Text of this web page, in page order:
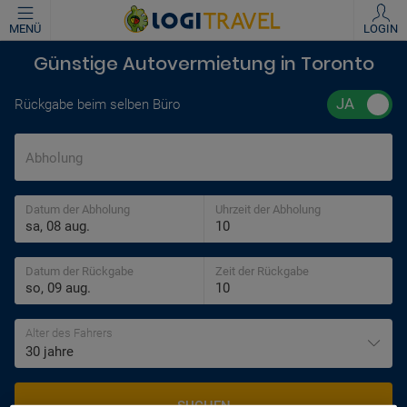
MENÜ LOGIN
Günstige Autovermietung in Toronto
Rückgabe beim selben Büro
Abholung
Datum der Abholung Uhrzeit der Abholung
Datum der Rückgabe Zeit der Rückgabe
Alter des Fahrers
30 jahre